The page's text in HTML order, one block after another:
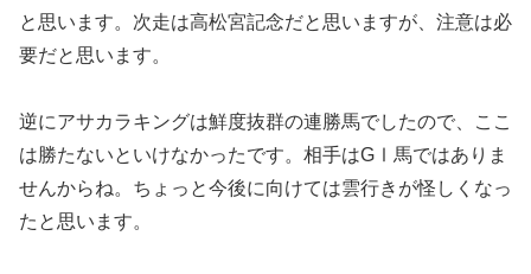
と思います。次走は高松宮記念だと思いますが、注意は必
要だと思います。
逆にアサカラキングは鮮度抜群の連勝馬でしたので、ここ
は勝たないといけなかったです。相手はGⅠ馬ではありま
せんからね。ちょっと今後に向けては雲行きが怪しくなっ
たと思います。